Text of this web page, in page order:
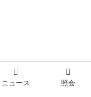
ニュース 照会